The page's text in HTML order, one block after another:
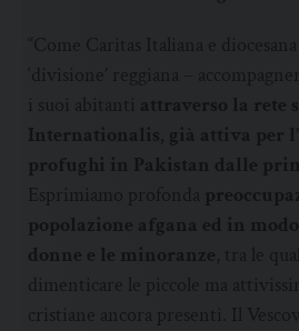
i suoi abitanti
Internationalis, già attiva per
profughi in Pakistan dalle
Esprimiamo profonda
popolazione afgana ed in
donne e le minoranze
dimenticare le piccole ma
cristiane ancora presenti. Il